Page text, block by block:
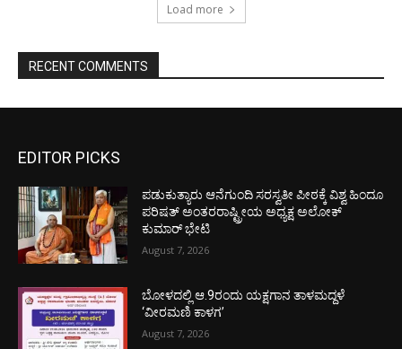
Load more
RECENT COMMENTS
EDITOR PICKS
ಪಡುಕುತ್ಯಾರು ಆನೆಗುಂದಿ ಸರಸ್ವತೀ ಪೀಠಕ್ಕೆ ವಿಶ್ವ ಹಿಂದೂ
ಪರಿಷತ್ ಅಂತರರಾಷ್ಟ್ರೀಯ ಅಧ್ಯಕ್ಷ ಅಲೋಕ್
ಕುಮಾರ್ ಭೇಟಿ
August 7, 2026
ಬೋಳದಲ್ಲಿ ಆ.9ರಂದು ಯಕ್ಷಗಾನ ತಾಳಮದ್ದಳೆ
‘ವೀರಮಣಿ ಕಾಳಗ’
August 7, 2026